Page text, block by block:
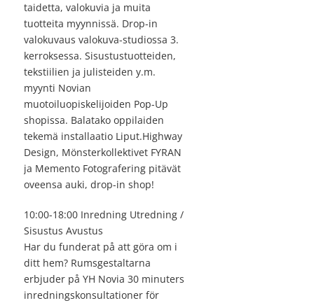
taidetta, valokuvia ja muita
tuotteita myynnissä. Drop-in
valokuvaus valokuva-studiossa 3.
kerroksessa. Sisustustuotteiden,
tekstiilien ja julisteiden y.m.
myynti Novian
muotoiluopiskelijoiden Pop-Up
shopissa. Balatako oppilaiden
tekemä installaatio Liput.Highway
Design, Mönsterkollektivet FYRAN
ja Memento Fotografering pitävät
oveensa auki, drop-in shop!
10:00-18:00 Inredning Utredning /
Sisustus Avustus
Har du funderat på att göra om i
ditt hem? Rumsgestaltarna
erbjuder på YH Novia 30 minuters
inredningskonsultationer för